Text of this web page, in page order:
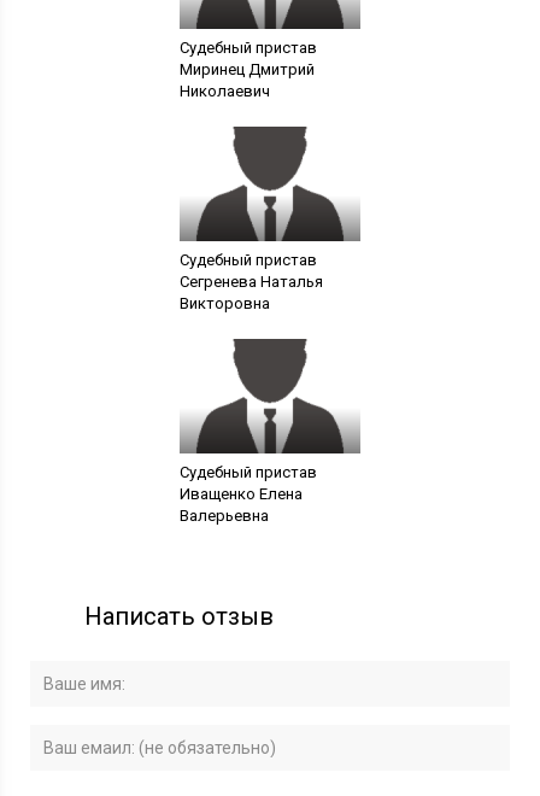
Судебный пристав
Миринец Дмитрий
Николаевич
Судебный пристав
Сегренева Наталья
Викторовна
Судебный пристав
Иващенко Елена
Валерьевна
Написать отзыв